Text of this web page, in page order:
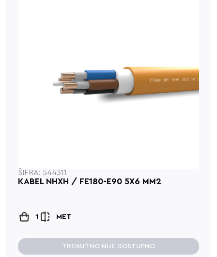
ŠIFRA: 544311
KABEL NHXH / FE180-E90 5X6 MM2
1 MET
TRENUTNO NIJE DOSTUPNO